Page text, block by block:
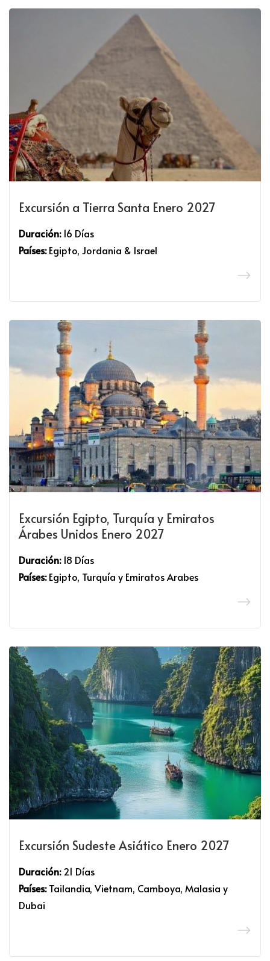
Excursión a Tierra Santa Enero 2027
Duración:16 Días
Países:Egipto, Jordania & Israel
Excursión Egipto, Turquía y Emiratos
Árabes Unidos Enero 2027
Duración:18 Días
Países:Egipto, Turquía y Emiratos Arabes
Excursión Sudeste Asiático Enero 2027
Duración:21 Días
Países:Tailandia, Vietnam, Camboya, Malasia y
Dubai